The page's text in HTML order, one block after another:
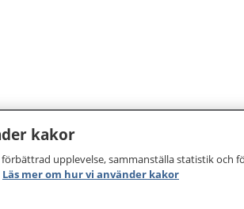
kakor
upplevelse, sammanställa statistik och
Läs mer om hur vi använder kakor